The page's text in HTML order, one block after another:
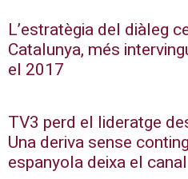
L’estratègia del diàleg
Catalunya, més
el 2017
TV3 perd el lideratge
Una deriva sense
espanyola deixa el